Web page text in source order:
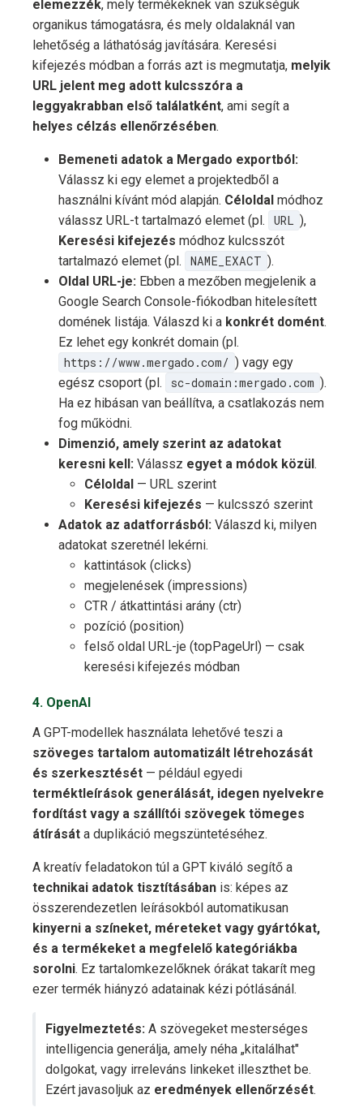
elemezzék, mely termékeknek van szükségük
organikus támogatásra, és mely oldalaknál van
lehetőség a láthatóság javítására. Keresési
kifejezés módban a forrás azt is megmutatja, melyik
URL jelent meg adott kulcsszóra a
leggyakrabban első találatként, ami segít a
helyes célzás ellenőrzésében.
Bemeneti adatok a Mergado exportból:
Válassz ki egy elemet a projektedből a
használni kívánt mód alapján. Céloldal módhoz
válassz URL-t tartalmazó elemet (pl.
URL ),
Keresési kifejezés módhoz kulcsszót
tartalmazó elemet (pl.
NAME_EXACT ).
Oldal URL-je: Ebben a mezőben megjelenik a
Google Search Console-fiókodban hitelesített
domének listája. Válaszd ki a konkrét domént.
Ez lehet egy konkrét domain (pl.
https://www.mergado.com/ ) vagy egy
egész csoport (pl.
sc-domain:mergado.com ).
Ha ez hibásan van beállítva, a csatlakozás nem
fog működni.
Dimenzió, amely szerint az adatokat
keresni kell: Válassz egyet a módok közül .
Céloldal — URL szerint
Keresési kifejezés — kulcsszó szerint
Adatok az adatforrásból: Válaszd ki, milyen
adatokat szeretnél lekérni.
kattintások (clicks)
megjelenések (impressions)
CTR / átkattintási arány (ctr)
pozíció (position)
felső oldal URL-je (topPageUrl) — csak
keresési kifejezés módban
4. OpenAI
A GPT-modellek használata lehetővé teszi a
szöveges tartalom automatizált létrehozását
és szerkesztését — például egyedi
terméktleírások generálását, idegen nyelvekre
fordítást vagy a szállítói szövegek tömeges
átírását a duplikáció megszüntetéséhez.
A kreatív feladatokon túl a GPT kiváló segítő a
technikai adatok tisztításában is: képes az
összerendezetlen leírásokból automatikusan
kinyerni a színeket, méreteket vagy gyártókat,
és a termékeket a megfelelő kategóriákba
sorolni. Ez tartalomkezelőknek órákat takarít meg
ezer termék hiányzó adatainak kézi pótlásánál.
Figyelmeztetés: A szövegeket mesterséges
intelligencia generálja, amely néha „kitalálhat"
dolgokat, vagy irreleváns linkeket illeszthet be.
Ezért javasoljuk az eredmények ellenőrzését.